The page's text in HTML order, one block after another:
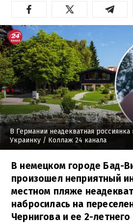
В Германии неадекватная россиянка
Украинку / Коллаж 24 канала
В немецком городе Бад-
произошел неприятный
местном пляже
набросилась на
Чернигова и ее 2-